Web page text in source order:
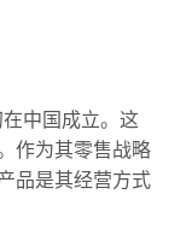
中国成立。这
作为其零售战略
品是其经营方式